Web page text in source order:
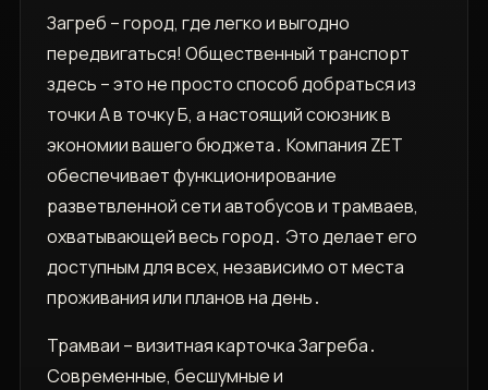
Загреб – город‚ где легко и выгодно
передвигаться! Общественный транспорт
здесь – это не просто способ добраться из
точки А в точку Б‚ а настоящий союзник в
экономии вашего бюджета․ Компания ZET
обеспечивает функционирование
разветвленной сети автобусов и трамваев‚
охватывающей весь город․ Это делает его
доступным для всех‚ независимо от места
проживания или планов на день․
Трамваи – визитная карточка Загреба․
Современные‚ бесшумные и